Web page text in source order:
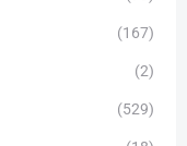
(167)
(2)
(529)